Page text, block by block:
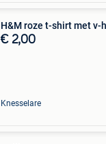
H&M roze t-shirt met v-
€ 2,00
Knesselare